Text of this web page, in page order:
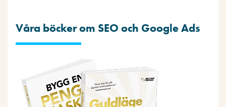
Våra böcker om SEO och Google Ads